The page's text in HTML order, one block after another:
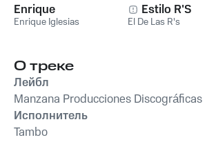
Enrique
Enrique Iglesias
Estilo R'S
El De Las R's
О треке
Лейбл
Manzana Producciones Discográficas
Исполнитель
Tambo